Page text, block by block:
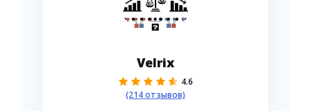
Velrix
4.6
(214 отзывов)